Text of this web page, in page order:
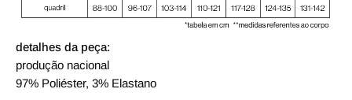
detalhes da peça:
produção nacional
97% Poliéster, 3% Elastano